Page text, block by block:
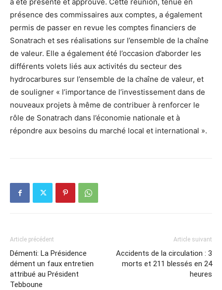
présence des commissaires aux comptes, a également
permis de passer en revue les comptes financiers de
Sonatrach et ses réalisations sur l’ensemble de la chaîne
de valeur. Elle a également été l’occasion d’aborder les
différents volets liés aux activités du secteur des
hydrocarbures sur l’ensemble de la chaîne de valeur, et
de souligner « l’importance de l’investissement dans de
nouveaux projets à même de contribuer à renforcer le
rôle de Sonatrach dans l’économie nationale et à
répondre aux besoins du marché local et international ».
Article précédent
Démenti: La Présidence
dément un faux entretien
attribué au Président
Tebboune
Article suivant
Accidents de la circulation : 3
morts et 211 blessés en 24
heures